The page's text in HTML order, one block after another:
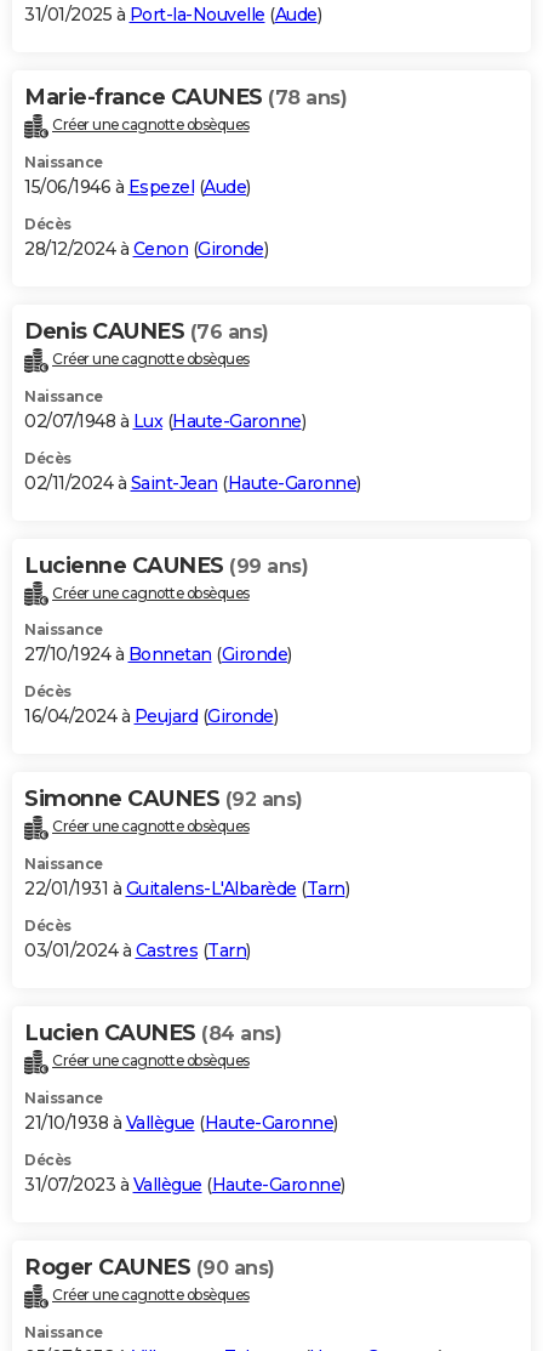
31/01/2025 à Port-la-Nouvelle (Aude)
Marie-france CAUNES (78 ans)
Créer une cagnotte obsèques
Naissance
15/06/1946 à Espezel (Aude)
Décès
28/12/2024 à Cenon (Gironde)
Denis CAUNES (76 ans)
Créer une cagnotte obsèques
Naissance
02/07/1948 à Lux (Haute-Garonne)
Décès
02/11/2024 à Saint-Jean (Haute-Garonne)
Lucienne CAUNES (99 ans)
Créer une cagnotte obsèques
Naissance
27/10/1924 à Bonnetan (Gironde)
Décès
16/04/2024 à Peujard (Gironde)
Simonne CAUNES (92 ans)
Créer une cagnotte obsèques
Naissance
22/01/1931 à Guitalens-L'Albarède (Tarn)
Décès
03/01/2024 à Castres (Tarn)
Lucien CAUNES (84 ans)
Créer une cagnotte obsèques
Naissance
21/10/1938 à Vallègue (Haute-Garonne)
Décès
31/07/2023 à Vallègue (Haute-Garonne)
Roger CAUNES (90 ans)
Créer une cagnotte obsèques
Naissance